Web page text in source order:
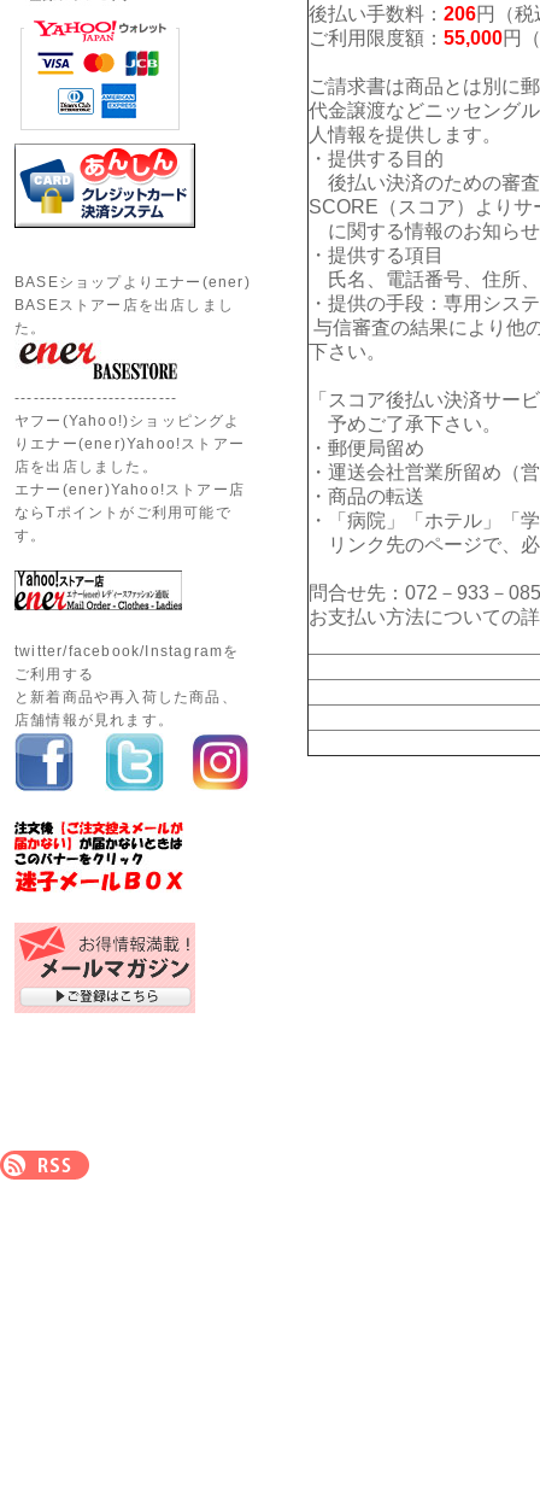
後払い手数料： 206円（税
ご利用限度額： 55,000円
ご請求書は商品とは別に
代金譲渡などニッセング
人情報を提供します。
・提供する目的
後払い決済のための審
SCORE（スコア）よりサ
に関する情報のお知ら
・提供する項目
氏名、電話番号、住所
・提供の手段：専用シス
与信審査の結果により他
下さい。
「スコア後払い決済サー
予めご了承下さい。
・郵便局留め
・運送会社営業所留め（
・商品の転送
・「病院」「ホテル」「
リンク先のページで、
問合せ先：072－933－
お支払い方法についての
BASEショップよりエナー(ener)
BASEストアー店を出店しまし
た。
--------------------------
ヤフー(Yahoo!)ショッピングよ
りエナー(ener)Yahoo!ストアー
店を出店しました。
エナー(ener)Yahoo!ストアー店
ならTポイントがご利用可能で
す。
twitter/facebook/Instagramを
ご利用する
と新着商品や再入荷した商品、
店舗情報が見れます。